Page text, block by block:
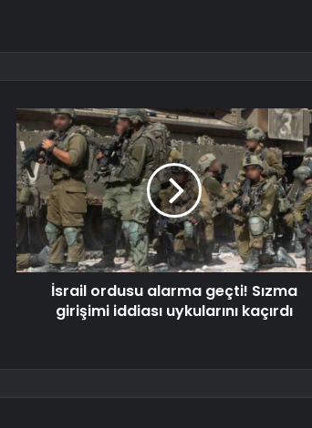
İsrail ordusu alarma geçti! Sızma
girişimi iddiası uykularını kaçırdı